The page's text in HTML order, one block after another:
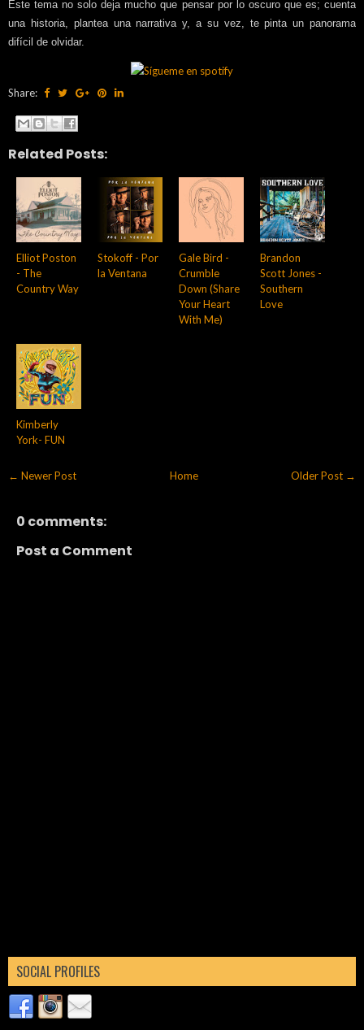
Este tema no solo deja mucho que pensar por lo oscuro que es; cuenta
una historia, plantea una narrativa y, a su vez, te pinta un panorama
difícil de olvidar.
Share:
Related Posts:
Elliot Poston
- The
Country Way
Stokoff - Por
la Ventana
Gale Bird -
Crumble
Down (Share
Your Heart
With Me)
Brandon
Scott Jones -
Southern
Love
Kimberly
York- FUN
← Newer Post Older Post →
Home
0 comments:
Post a Comment
SOCIAL PROFILES